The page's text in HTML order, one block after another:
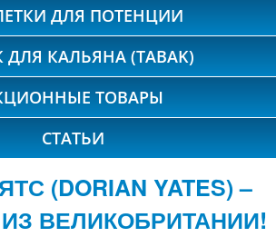
ДЛЯ ПОТЕНЦИИ
ДЛЯ КАЛЬЯНА (TABAK)
ТОВАРЫ
СТАТЬИ
(DORIAN YATES) –
ВЕЛИКОБРИТАНИИ!